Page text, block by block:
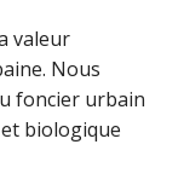
valeur
Nous
foncier urbain
biologique